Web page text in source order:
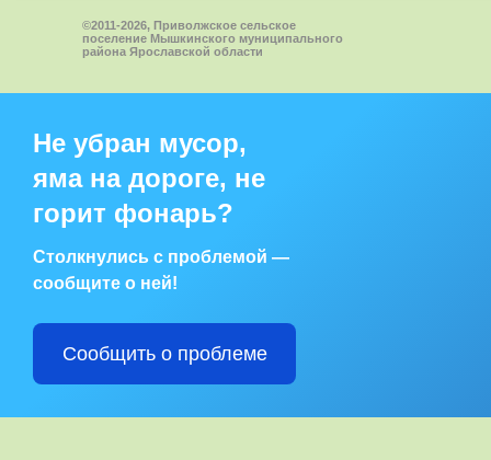
©2011-2026, Приволжское сельское
поселение Мышкинского муниципального
района Ярославской области
Не убран мусор,
яма на дороге, не
горит фонарь?
Столкнулись с проблемой —
сообщите о ней!
Сообщить о проблеме